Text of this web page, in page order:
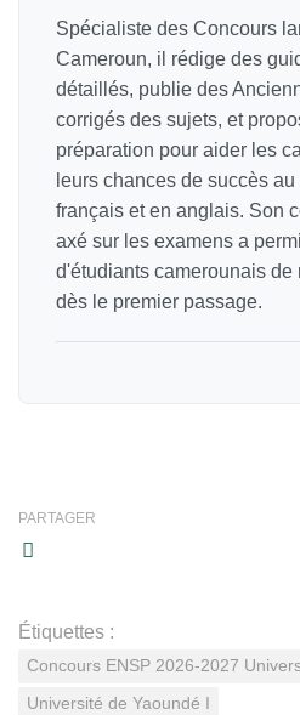
Spécialiste des Concours
Cameroun, il rédige des
détaillés, publie des
corrigés des sujets, et
préparation pour aider les
leurs chances de succès
français et en anglais. Son
axé sur les examens a
d'étudiants camerounais de
dès le premier passage.
PARTAGER
Étiquettes :
Concours ENSP 2026-2027
Université de Yaoundé I